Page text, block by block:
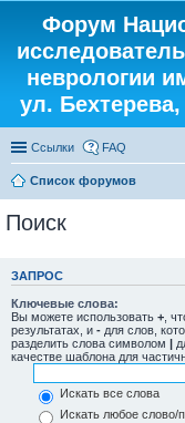
Форум
неврологии
ул.
Ссылки FAQ
Список форумов
Поиск
ЗАПРОС
Ключевые слова:
Вы можете использовать + ,
результатах, и - для слов,
разделить слова символом |
качестве шаблона для
Искать все слова
Искать любое слово/